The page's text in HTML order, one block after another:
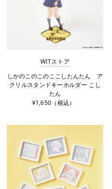
WITストア
しかのこのこのここしたんたん ア
クリルスタンドキーホルダー こし
たん
¥1,650（税込）